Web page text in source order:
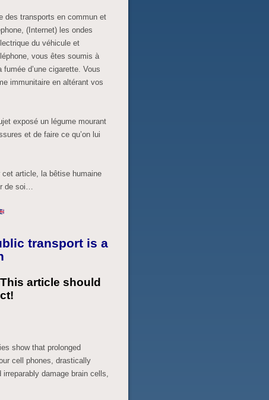
des transports en commun et
(Internet) les ondes
du véhicule et
vous êtes soumis à
d’une cigarette. Vous
immunitaire en altérant vos
exposé un légume mourant
et de faire ce qu’on lui
article, la bêtise humaine
de soi…
transport is a
article should
show that prolonged
cell phones, drastically
damage brain cells,